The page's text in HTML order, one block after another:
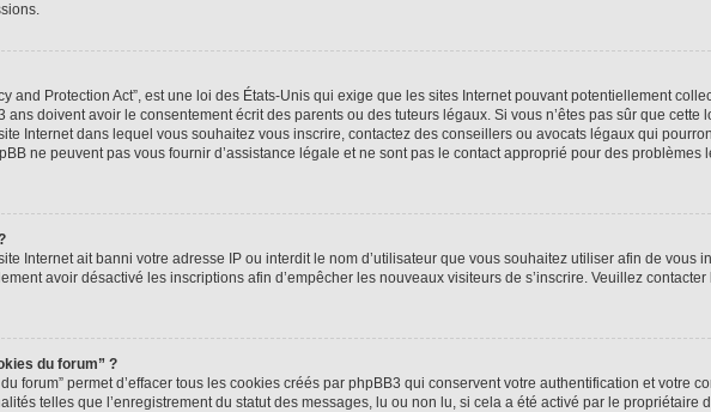
and Protection Act”, est une loi des États-Unis qui exige que les sites Internet pouvant potentiellement
doivent avoir le consentement écrit des parents ou des tuteurs légaux. Si vous n’êtes pas sûr que cette
Internet dans lequel vous souhaitez vous inscrire, contactez des conseillers ou avocats légaux qui
ne peuvent pas vous fournir d’assistance légale et ne sont pas le contact approprié pour des problèmes
Internet ait banni votre adresse IP ou interdit le nom d’utilisateur que vous souhaitez utiliser afin de vous
avoir désactivé les inscriptions afin d’empêcher les nouveaux visiteurs de s’inscrire. Veuillez contacter
du forum” ?
forum” permet d’effacer tous les cookies créés par phpBB3 qui conservent votre authentification et votre
telles que l’enregistrement du statut des messages, lu ou non lu, si cela a été activé par le propriétaire